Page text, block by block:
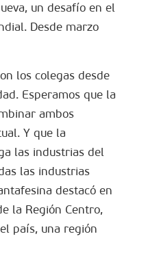
un desafío en el
Desde marzo
los colegas desde
Esperamos que la
ambos
Y que la
las industrias del
las industrias
destacó en
la Región Centro,
país, una región